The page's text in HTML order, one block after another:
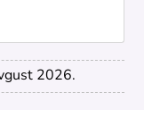
2026.